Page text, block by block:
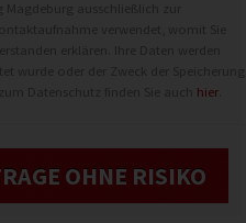
wurde oder der Zweck der Speicherung
hier